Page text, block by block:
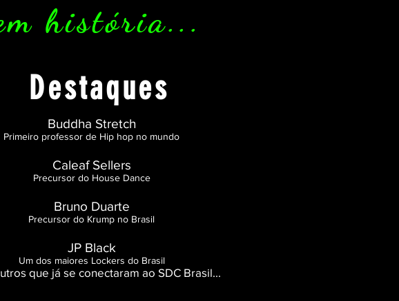
história...
Destaques
Buddha Stretch
Primeiro professor de Hip hop no mundo
Caleaf Sellers
Precursor do House Dance
Bruno Duarte
Precursor do Krump no Brasil
JP Black
Um dos maiores Lockers do Brasil
que já se conectaram ao SDC Brasil...